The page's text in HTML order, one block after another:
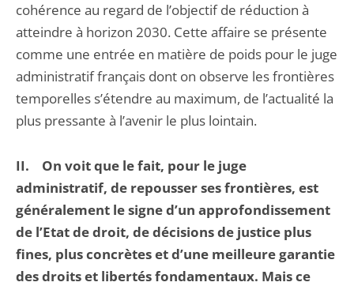
cohérence au regard de l’objectif de réduction à
atteindre à horizon 2030. Cette affaire se présente
comme une entrée en matière de poids pour le juge
administratif français dont on observe les frontières
temporelles s’étendre au maximum, de l’actualité la
plus pressante à l’avenir le plus lointain.
II. On voit que le fait, pour le juge
administratif, de repousser ses frontières, est
généralement le signe d’un approfondissement
de l’Etat de droit, de décisions de justice plus
fines, plus concrètes et d’une meilleure garantie
des droits et libertés fondamentaux. Mais ce